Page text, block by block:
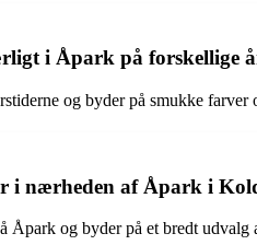
i Åpark på forskellige
og byder på smukke
i nærheden af Åpark i
og byder på et bredt udvalg